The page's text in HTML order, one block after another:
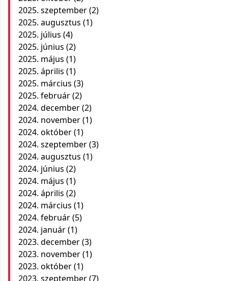
2025. szeptember(2)
2025. augusztus (1)
2025. július (4)
2025. június (2)
2025. május (1)
2025. április (1)
2025. március (3)
2025. február(2)
2024. december(2)
2024. november(1)
2024. október(1)
2024. szeptember(3)
2024. augusztus (1)
2024. június (2)
2024. május (1)
2024. április (2)
2024. március (1)
2024. február(5)
2024. január(1)
2023. december(3)
2023. november(1)
2023. október(1)
2023. szeptember(7)